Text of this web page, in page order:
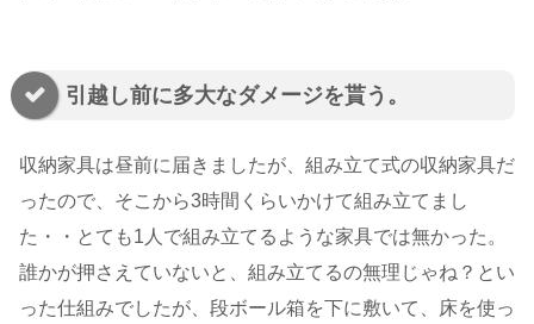
引越し前に多大なダメージを貰う。
収納家具は昼前に届きましたが、組み立て式の収納家具だ
ったので、そこから3時間くらいかけて組み立てまし
た・・とても1人で組み立てるような家具では無かった。
誰かが押さえていないと、組み立てるの無理じゃね？とい
った仕組みでしたが、段ボール箱を下に敷いて、床を使っ